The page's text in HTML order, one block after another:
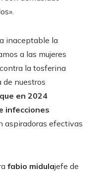
inaceptable la
a las mujeres
la tosferina
de nuestros
en 2024
infecciones
aspiradoras efectivas
fabio midulajefe de